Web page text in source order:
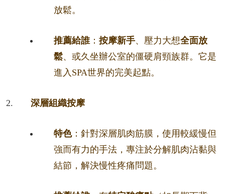
放鬆。
推薦給誰： 按摩新手、壓力大想全面放
鬆、或久坐辦公室的僵硬肩頸族群。它是
進入SPA世界的完美起點。
深層組織按摩
特色：針對深層肌肉筋膜，使用較緩慢但
強而有力的手法，專注於分解肌肉沾黏與
結節，解決慢性疼痛問題。